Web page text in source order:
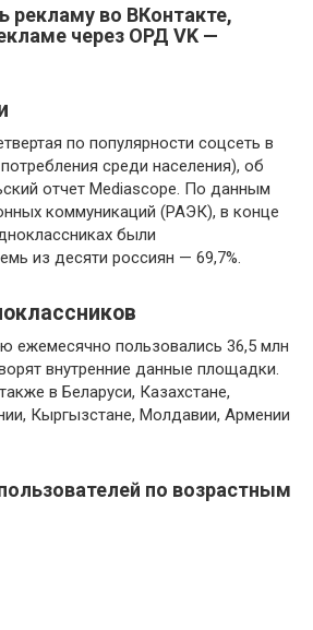
рекламу во ВКонтакте,
через ОРД VK —
по популярности соцсеть в
среди населения), об
отчет Мediascope. По данным
коммуникаций (РАЭК), в конце
были
из десяти россиян — 69,7%.
ежемесячно пользовались 36,5 млн
внутренние данные площадки.
в Беларуси, Казахстане,
Кыргызстане, Молдавии, Армении
по возрастным